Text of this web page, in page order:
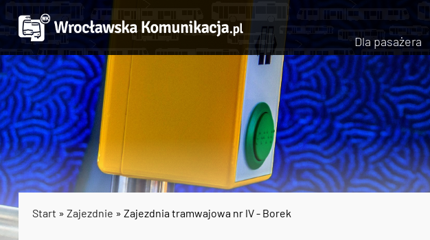
Dla pasażera
Start » Zajezdnie » Zajezdnia tramwajowa nr IV - Borek